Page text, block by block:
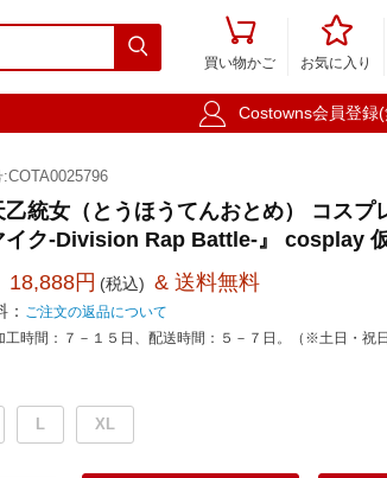


買い物かご

お気に入り
 Costowns会員登録
乙統女（とうほうてんおとめ） コスプ
イク-Division Rap Battle-』 cosplay
18,888円 (税込) & 送料無料
ご注文の返品について
工時間：７－１５日、配送時間：５－７日。（※土日・祝
L XL